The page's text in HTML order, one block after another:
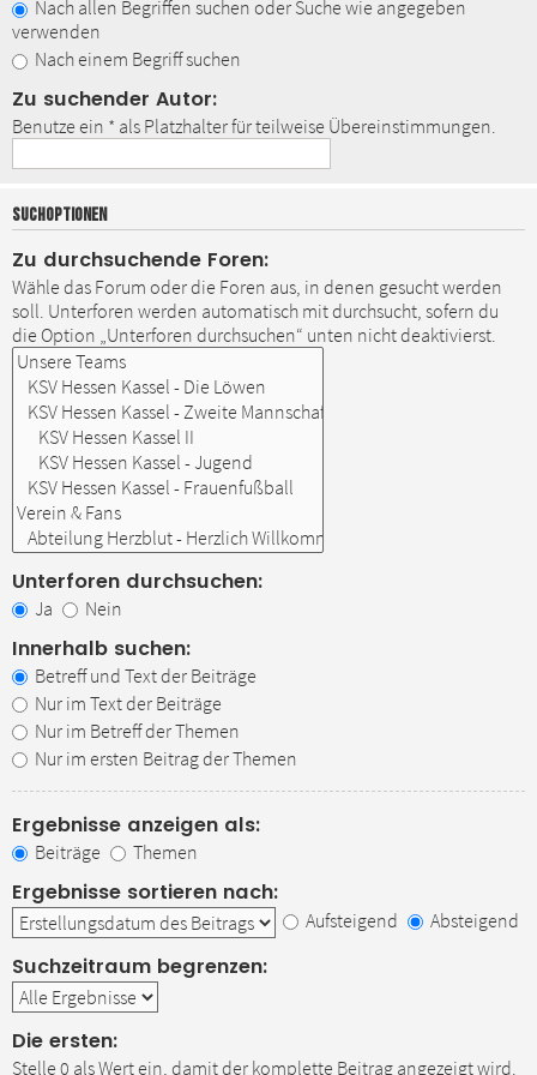
Nach allen Begriffen suchen oder Suche wie angegeben
verwenden
Nach einem Begriff suchen
Zu suchender Autor:
Benutze ein * als Platzhalter für teilweise Übereinstimmungen.
SUCHOPTIONEN
Zu durchsuchende Foren:
Wähle das Forum oder die Foren aus, in denen gesucht werden
soll. Unterforen werden automatisch mit durchsucht, sofern du
die Option „Unterforen durchsuchen“ unten nicht deaktivierst.
Unterforen durchsuchen:
Ja Nein
Innerhalb suchen:
Betreff und Text der Beiträge
Nur im Text der Beiträge
Nur im Betreff der Themen
Nur im ersten Beitrag der Themen
Ergebnisse anzeigen als:
Beiträge Themen
Ergebnisse sortieren nach:
Aufsteigend Absteigend
Suchzeitraum begrenzen:
Die ersten:
Stelle 0 als Wert ein, damit der komplette Beitrag angezeigt wird.